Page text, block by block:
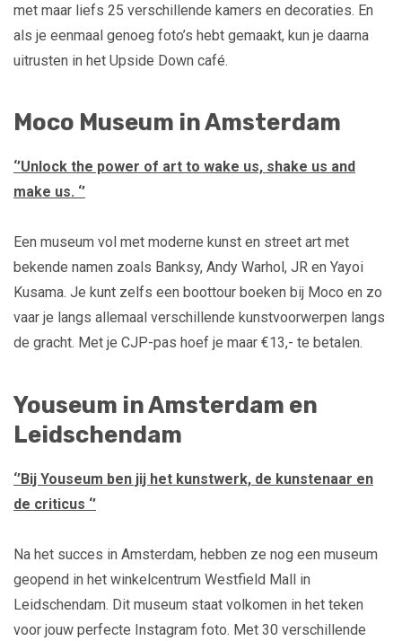
met maar liefs 25 verschillende kamers en decoraties. En
als je eenmaal genoeg foto’s hebt gemaakt, kun je daarna
uitrusten in het Upside Down café.
Moco Museum in Amsterdam
‘’Unlock the power of art to wake us, shake us and
make us. ‘’
Een museum vol met moderne kunst en street art met
bekende namen zoals Banksy, Andy Warhol, JR en Yayoi
Kusama. Je kunt zelfs een boottour boeken bij Moco en zo
vaar je langs allemaal verschillende kunstvoorwerpen langs
de gracht. Met je CJP-pas hoef je maar €13,- te betalen.
Youseum in Amsterdam en
Leidschendam
‘’Bij Youseum ben jij het kunstwerk, de kunstenaar en
de criticus ‘’
Na het succes in Amsterdam, hebben ze nog een museum
geopend in het winkelcentrum Westfield Mall in
Leidschendam. Dit museum staat volkomen in het teken
voor jouw perfecte Instagram foto. Met 30 verschillende